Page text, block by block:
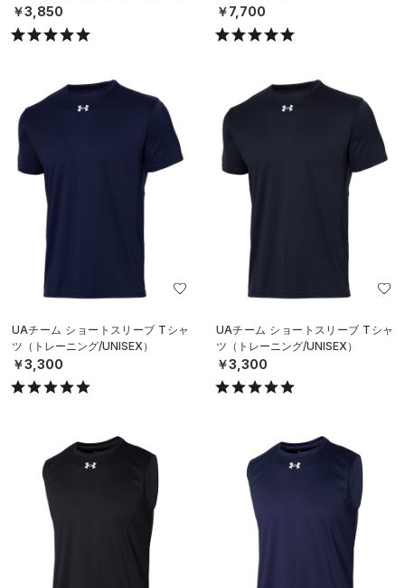
EN）
￥3,850
グ/MEN）
￥7,700
UAチーム ショートスリーブ Tシャ
ツ（トレーニング/UNISEX）
￥3,300
UAチーム ショートスリーブ Tシャ
ツ（トレーニング/UNISEX）
￥3,300